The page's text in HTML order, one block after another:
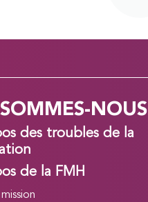
NOUS
des troubles de la
de la FMH